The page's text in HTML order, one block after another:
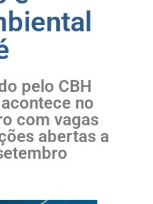
pelo CBH
no
com vagas
abertas a